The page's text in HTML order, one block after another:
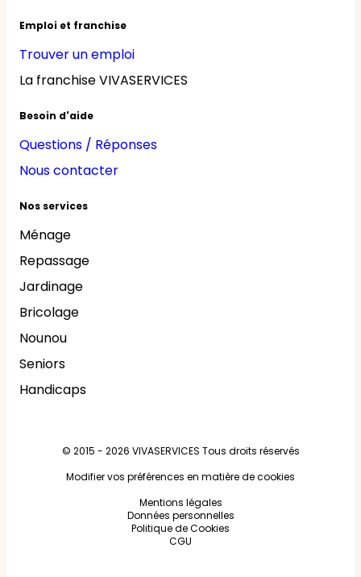
Emploi et franchise
Trouver un emploi
La franchise VIVASERVICES
Besoin d'aide
Questions / Réponses
Nous contacter
Nos services
Ménage
Repassage
Jardinage
Bricolage
Nounou
Seniors
Handicaps
© 2015 - 2026 VIVASERVICES Tous droits réservés
Modifier vos préférences en matière de cookies
Mentions légales
Données personnelles
Politique de Cookies
CGU